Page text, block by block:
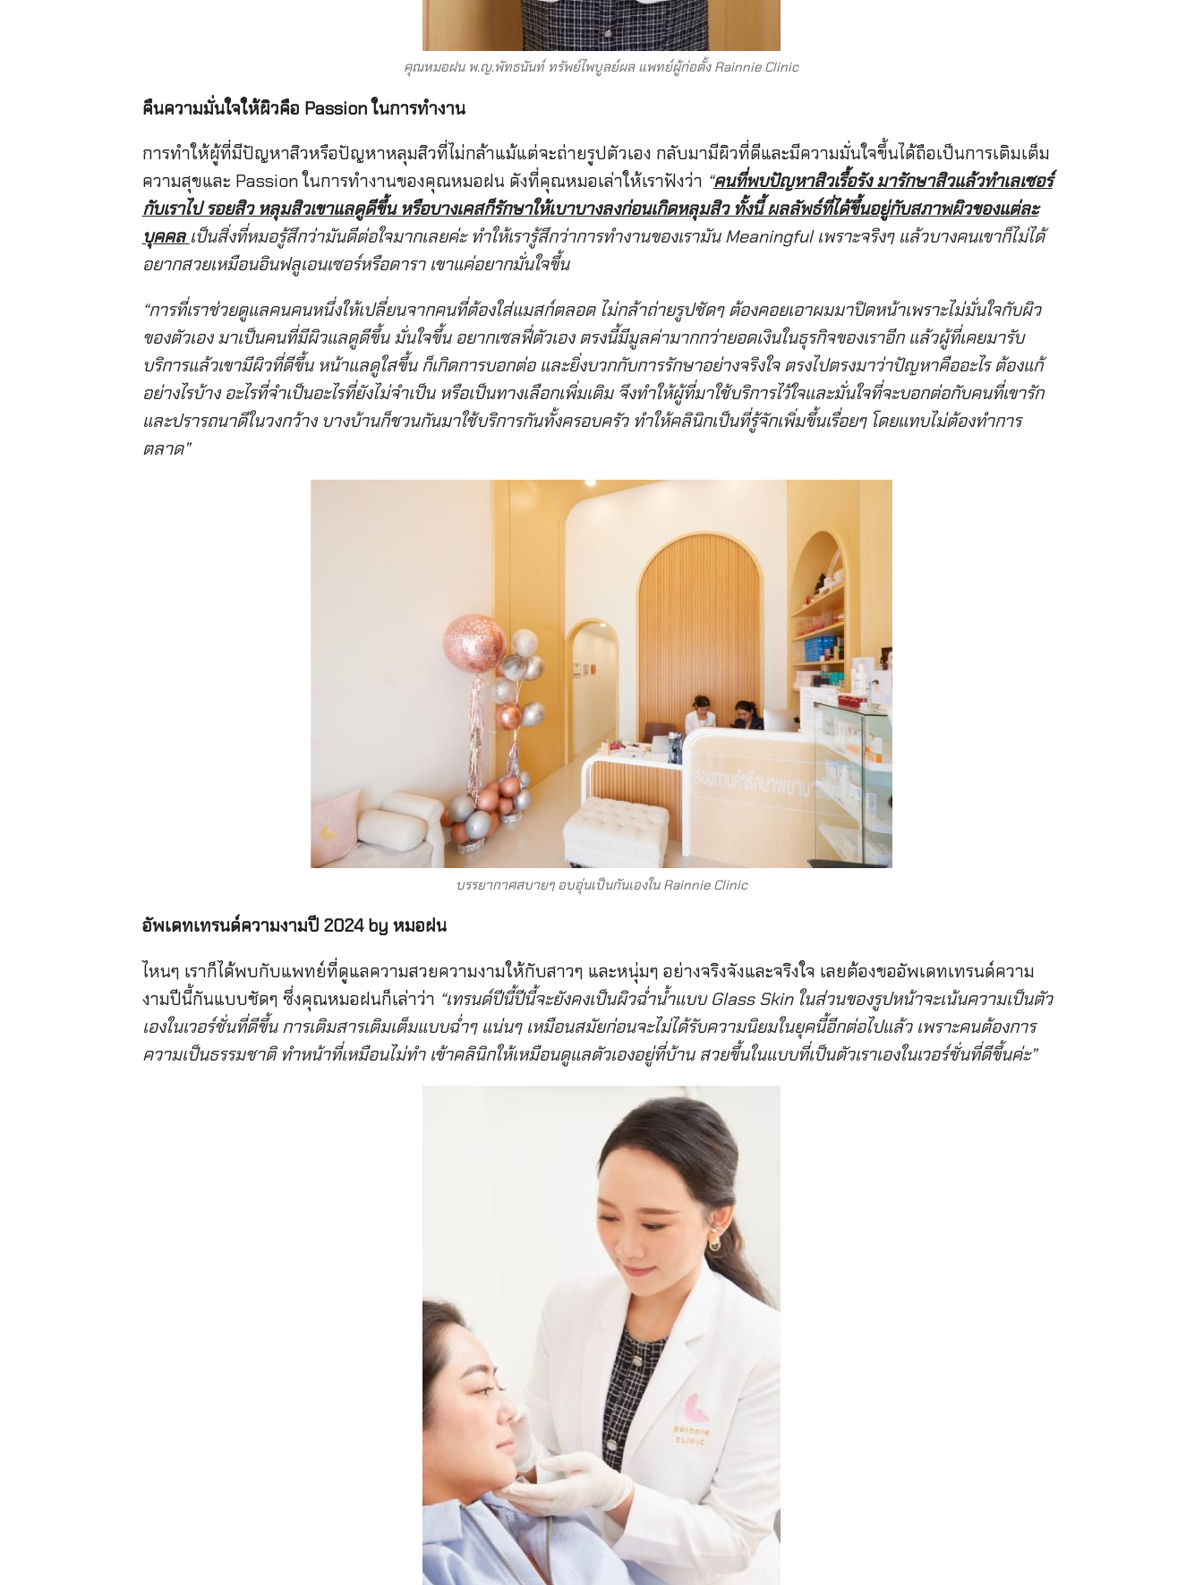
คุณหมอฝน พ.ญ.พัทธนันท์ ทรัพย์ไพบูลย์ผล แพทย์ผู้ก่อตั้ง Rainnie Clinic
คืนความมั่นใจให้ผิวคือ Passion ในการทำงาน
การทำให้ผู้ที่มีปัญหาสิวหรือปัญหาหลุมสิวที่ไม่กล้าแม้แต่จะถ่ายรูปตัวเอง กลับมามีผิวที่ดีและมีความมั่นใจขึ้นได้ถือเป็นการเติมเต็ม
ความสุขและ Passion ในการทำงานของคุณหมอฝน ดังที่คุณหมอเล่าให้เราฟังว่า “คนที่พบปัญหาสิวเรื้อรัง มารักษาสิวแล้วทำเลเซอร์
กับเราไป รอยสิว หลุมสิวเขาแลดูดีขึ้น หรือบางเคสก็รักษาให้เบาบางลงก่อนเกิดหลุมสิว ทั้งนี้ ผลลัพธ์ที่ได้ขึ้นอยู่กับสภาพผิวของแต่ละ
บุคคล เป็นสิ่งที่หมอรู้สึกว่ามันดีต่อใจมากเลยค่ะ ทำให้เรารู้สึกว่าการทำงานของเรามัน Meaningful เพราะจริงๆ แล้วบางคนเขาก็ไม่ได้
อยากสวยเหมือนอินฟลูเอนเซอร์หรือดารา เขาแค่อยากมั่นใจขึ้น
“การที่เราช่วยดูแลคนคนหนึ่งให้เปลี่ยนจากคนที่ต้องใส่แมสก์ตลอด ไม่กล้าถ่ายรูปชัดๆ ต้องคอยเอาผมมาปิดหน้าเพราะไม่มั่นใจกับผิว
ของตัวเอง มาเป็นคนที่มีผิวแลดูดีขึ้น มั่นใจขึ้น อยากเซลฟี่ตัวเอง ตรงนี้มีมูลค่ามากกว่ายอดเงินในธุรกิจของเราอีก แล้วผู้ที่เคยมารับ
บริการแล้วเขามีผิวที่ดีขึ้น หน้าแลดูใสขึ้น ก็เกิดการบอกต่อ และยิ่งบวกกับการรักษาอย่างจริงใจ ตรงไปตรงมาว่าปัญหาคืออะไร ต้องแก้
อย่างไรบ้าง อะไรที่จำเป็นอะไรที่ยังไม่จำเป็น หรือเป็นทางเลือกเพิ่มเติม จึงทำให้ผู้ที่มาใช้บริการไว้ใจและมั่นใจที่จะบอกต่อกับคนที่เขารัก
และปรารถนาดีในวงกว้าง บางบ้านก็ชวนกันมาใช้บริการกันทั้งครอบครัว ทำให้คลินิกเป็นที่รู้จักเพิ่มขึ้นเรื่อยๆ โดยแทบไม่ต้องทำการ
ตลาด”
บรรยากาศสบายๆ อบอุ่นเป็นกันเองใน Rainnie Clinic
อัพเดทเทรนด์ความงามปี 2024 by หมอฝน
ไหนๆ เราก็ได้พบกับแพทย์ที่ดูแลความสวยความงามให้กับสาวๆ และหนุ่มๆ อย่างจริงจังและจริงใจ เลยต้องขออัพเดทเทรนด์ความ
งามปีนี้กันแบบชัดๆ ซึ่งคุณหมอฝนก็เล่าว่า “เทรนด์ปีนี้ปีนี้จะยังคงเป็นผิวฉ่ำน้ำแบบ Glass Skin ในส่วนของรูปหน้าจะเน้นความเป็นตัว
เองในเวอร์ชั่นที่ดีขึ้น การเติมสารเติมเต็มแบบฉ่ำๆ แน่นๆ เหมือนสมัยก่อนจะไม่ได้รับความนิยมในยุคนี้อีกต่อไปแล้ว เพราะคนต้องการ
ความเป็นธรรมชาติ ทำหน้าที่เหมือนไม่ทำ เข้าคลินิกให้เหมือนดูแลตัวเองอยู่ที่บ้าน สวยขึ้นในแบบที่เป็นตัวเราเองในเวอร์ชั่นที่ดีขึ้นค่ะ”